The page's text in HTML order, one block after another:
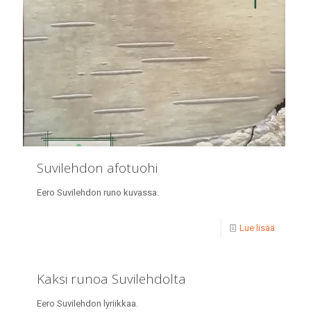
Suvilehdon afotuohi
Eero Suvilehdon runo kuvassa.
Lue lisää
Kaksi runoa Suvilehdolta
Eero Suvilehdon lyriikkaa.